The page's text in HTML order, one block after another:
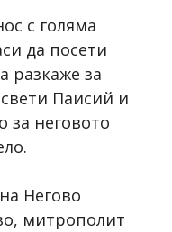
с голяма
да посети
разкаже за
Паисий и
за неговото
Негово
митрополит